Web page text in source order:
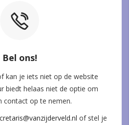
Bel ons!
kan je iets niet op de website
biedt helaas niet de optie om
contact op te nemen.
of stel je